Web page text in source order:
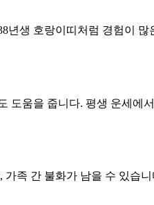
생 호랑이띠처럼 경험이
도움을 줍니다. 평생 운세에
족 간 불화가 남을 수 있습